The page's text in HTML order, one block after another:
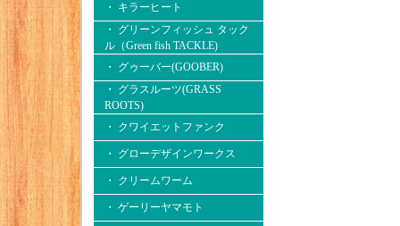
・ キラーヒート
・ グリーンフィッシュ タック
ル（Green fish TACKLE)
・ グゥーバー(GOOBER)
・ グラスルーツ(GRASS
ROOTS)
・ クワイエットファンク
・ グローデザインワークス
・ クリームワーム
・ ゲーリーヤマモト